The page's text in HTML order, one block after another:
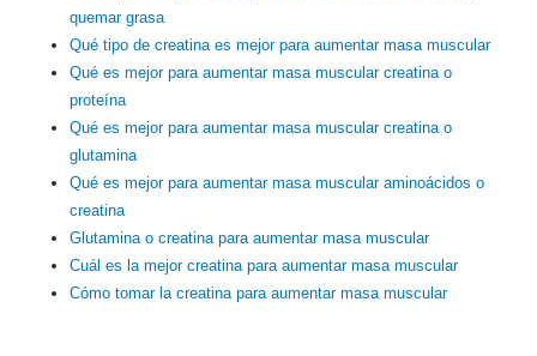
quemar grasa
Qué tipo de creatina es mejor para aumentar masa muscular
Qué es mejor para aumentar masa muscular creatina o
proteína
Qué es mejor para aumentar masa muscular creatina o
glutamina
Qué es mejor para aumentar masa muscular aminoácidos o
creatina
Glutamina o creatina para aumentar masa muscular
Cuál es la mejor creatina para aumentar masa muscular
Cómo tomar la creatina para aumentar masa muscular